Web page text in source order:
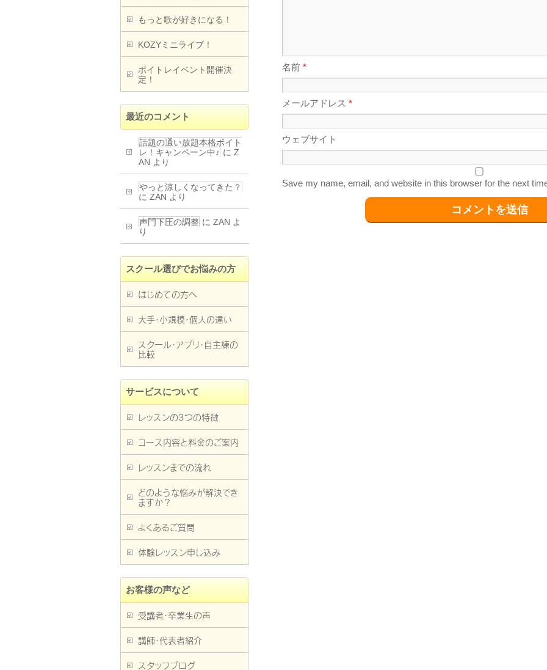
名前 *
メールアドレス *
ウェブサイト
Save my name, email, and website in this browser for the next
もっと歌が好きになる！
KOZYミニライブ！
ボイトレイベント開催決
定！
最近のコメント
話題の通い放題本格ボイト
レ！キャンペーン中♪ に Z
AN より
やっと涼しくなってきた？
に ZAN より
声門下圧の調整 に ZAN よ
り
スクール選びでお悩みの方
はじめての方へ
大手・小規模・個人の違い
スクール・アプリ・自主練の
比較
サービスについて
レッスンの3つの特徴
コース内容と料金のご案内
レッスンまでの流れ
どのような悩みが解決でき
ますか？
よくあるご質問
体験レッスン申し込み
お客様の声など
受講者・卒業生の声
講師・代表者紹介
スタッフブログ